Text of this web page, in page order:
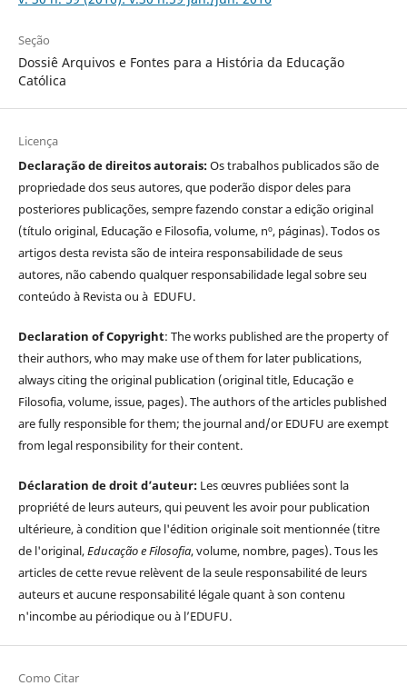
Seção
Dossiê Arquivos e Fontes para a História da Educação
Católica
Licença
Declaração de direitos autorais:Os trabalhos publicados são de
propriedade dos seus autores, que poderão dispor deles para
posteriores publicações, sempre fazendo constar a edição original
(título original, Educação e Filosofia, volume, nº, páginas). Todos os
artigos desta revista são de inteira responsabilidade de seus
autores, não cabendo qualquer responsabilidade legal sobre seu
conteúdo à Revista ou à EDUFU.
Declaration of Copyright: The works published are the property of
their authors, who may make use of them for later publications,
always citing the original publication (original title, Educação e
Filosofia, volume, issue, pages). The authors of the articles published
are fully responsible for them; the journal and/or EDUFU are exempt
from legal responsibility for their content.
Déclaration de droit d’auteur: Les œuvres publiées sont la
propriété de leurs auteurs, qui peuvent les avoir pour publication
ultérieure, à condition que l'édition originale soit mentionnée (titre
de l'original,Educação e Filosofia, volume, nombre, pages). Tous les
articles de cette revue relèvent de la seule responsabilité de leurs
auteurs et aucune responsabilité légale quant à son contenu
n'incombe au périodique ou à l’EDUFU.
Como Citar